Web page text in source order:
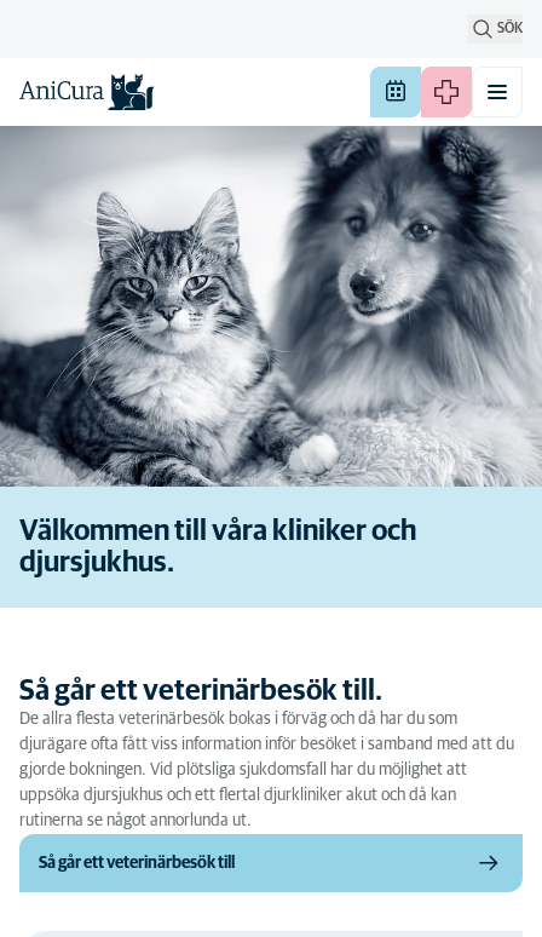
SÖK
Välkommen till våra kliniker och
djursjukhus.
Så går ett veterinärbesök till.
De allra flesta veterinärbesök bokas i förväg och då har du som
djurägare ofta fått viss information inför besöket i samband med att du
gjorde bokningen. Vid plötsliga sjukdomsfall har du möjlighet att
uppsöka djursjukhus och ett flertal djurkliniker akut och då kan
rutinerna se något annorlunda ut.
Så går ett veterinärbesök till